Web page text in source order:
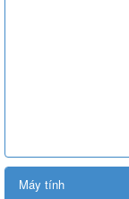
Máy tính